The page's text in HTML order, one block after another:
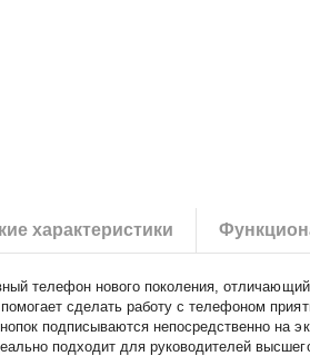
характеристики
телефон нового поколения,
сделать работу с телефоном
подписываются непосредственно на
подходит для руководителей